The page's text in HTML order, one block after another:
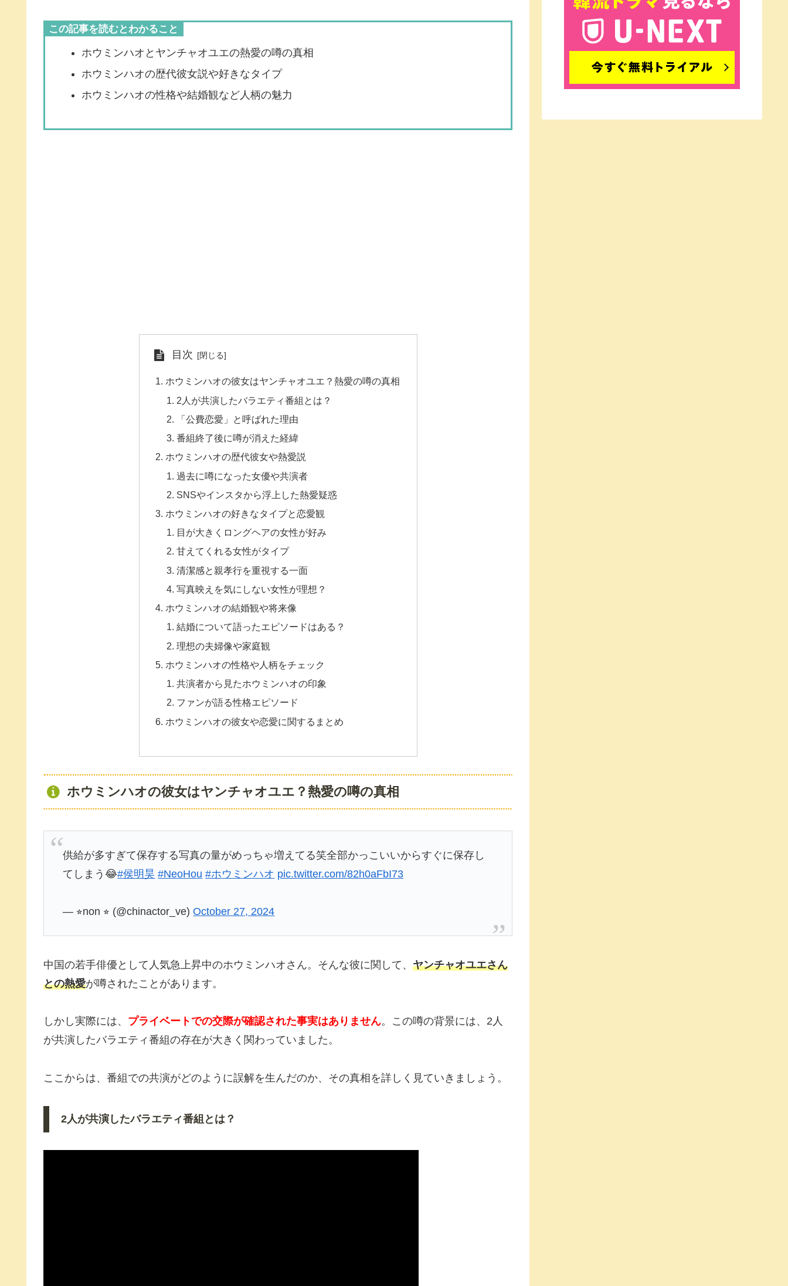
この記事を読むとわかること
ホウミンハオとヤンチャオユエの熱愛の噂の真相
ホウミンハオの歴代彼女説や好きなタイプ
ホウミンハオの性格や結婚観など人柄の魅力
目次
ホウミンハオの彼女はヤンチャオユエ？熱愛の噂の真相
2人が共演したバラエティ番組とは？
「公費恋愛」と呼ばれた理由
番組終了後に噂が消えた経緯
ホウミンハオの歴代彼女や熱愛説
過去に噂になった女優や共演者
SNSやインスタから浮上した熱愛疑惑
ホウミンハオの好きなタイプと恋愛観
目が大きくロングヘアの女性が好み
甘えてくれる女性がタイプ
清潔感と親孝行を重視する一面
写真映えを気にしない女性が理想？
ホウミンハオの結婚観や将来像
結婚について語ったエピソードはある？
理想の夫婦像や家庭観
ホウミンハオの性格や人柄をチェック
共演者から見たホウミンハオの印象
ファンが語る性格エピソード
ホウミンハオの彼女や恋愛に関するまとめ
ホウミンハオの彼女はヤンチャオユエ？熱愛の噂の真相
供給が多すぎて保存する写真の量がめっちゃ増えてる笑全部かっこいいからすぐに保存し
てしまう😂#侯明昊 #NeoHou #ホウミンハオ pic.twitter.com/82h0aFbI73
— ⭐︎non ⭐︎ (@chinactor_ve)October 27, 2024
中国の若手俳優として人気急上昇中のホウミンハオさん。そんな彼に関して、 ヤンチャオユエさん
との熱愛が噂されたことがあります。
しかし実際には、 プライベートでの交際が確認された事実はありません。この噂の背景には、2人
が共演したバラエティ番組の存在が大きく関わっていました。
ここからは、番組での共演がどのように誤解を生んだのか、その真相を詳しく見ていきましょう。
2人が共演したバラエティ番組とは？